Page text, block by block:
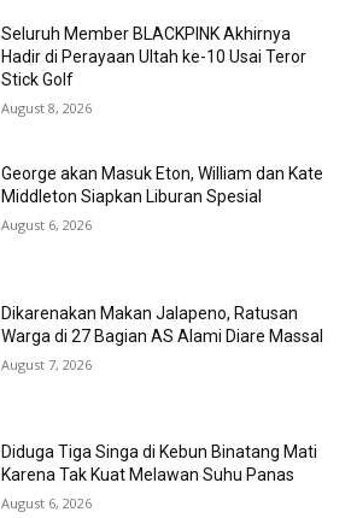
Seluruh Member BLACKPINK Akhirnya
Hadir di Perayaan Ultah ke-10 Usai Teror
Stick Golf
August 8, 2026
George akan Masuk Eton, William dan Kate
Middleton Siapkan Liburan Spesial
August 6, 2026
Dikarenakan Makan Jalapeno, Ratusan
Warga di 27 Bagian AS Alami Diare Massal
August 7, 2026
Diduga Tiga Singa di Kebun Binatang Mati
Karena Tak Kuat Melawan Suhu Panas
August 6, 2026